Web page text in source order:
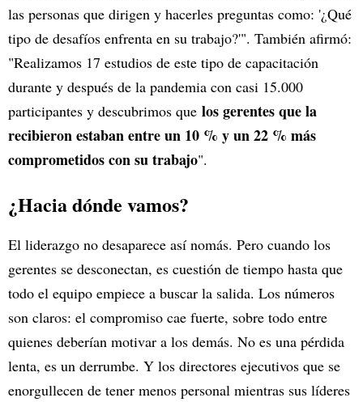
las personas que dirigen y hacerles preguntas como: '¿Qué
tipo de desafíos enfrenta en su trabajo?'". También afirmó:
"Realizamos 17 estudios de este tipo de capacitación
durante y después de la pandemia con casi 15.000
participantes y descubrimos que los gerentes que la
recibieron estaban entre un 10 % y un 22 % más
comprometidos con su trabajo".
¿Hacia dónde vamos?
El liderazgo no desaparece así nomás. Pero cuando los
gerentes se desconectan, es cuestión de tiempo hasta que
todo el equipo empiece a buscar la salida. Los números
son claros: el compromiso cae fuerte, sobre todo entre
quienes deberían motivar a los demás. No es una pérdida
lenta, es un derrumbe. Y los directores ejecutivos que se
enorgullecen de tener menos personal mientras sus líderes